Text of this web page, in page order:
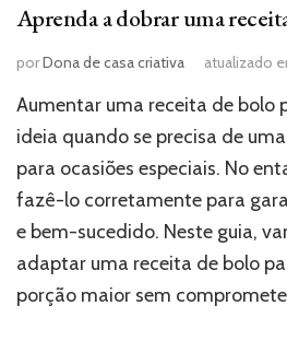
Aprenda a dobrar uma
porDona de casa criativa atualizado
Aumentar uma receita de bolo
ideia quando se precisa de
para ocasiões especiais. No
fazê-lo corretamente para
e bem-sucedido. Neste guia,
adaptar uma receita de bolo
porção maior sem